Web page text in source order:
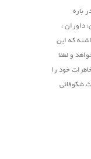
باره
داوران ،
که این
و لطفا
خود را
شکوفائی